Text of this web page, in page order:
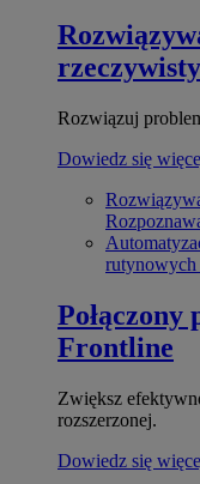
Rozwiązuj
Dowiedz się
rutynowych
Połączony
Frontline
Zwiększ
rozszerzonej.
Dowiedz się